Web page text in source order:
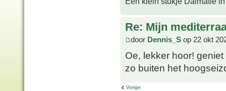
Re: Mijn
door Dennis_S op 22 okt
Oe, lekker hoor!
zo buiten het
Vorige